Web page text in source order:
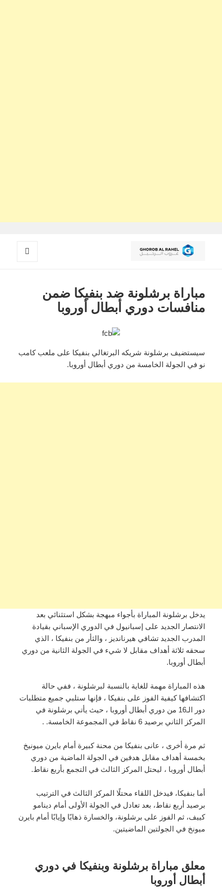
مباراة برشلونة ضد بنفيكا ضمن
منافسات دوري أبطال أوروبا
سيستضيف برشلونة شريكه البرتغالي بنفيكا على ملعب كامب
نو في الجولة الخامسة من دوري أبطال أوروبا.
يدخل برشلونة المباراة بأجواء مبهجة بشكل استثنائي بعد
الانتصار الجديد على إسبانيول في الدوري الإسباني بقيادة
المدرب الجديد تشافي هيرنانديز ، والثأر من بنفيكا ، الذي
سحقه ثلاثة أهداف مقابل لا شيء في الجولة الثانية من دوري
أبطال أوروبا.
هذه المباراة مهمة للغاية بالنسبة لبرشلونة ، ففي حالة
اكتشافها كيفية الفوز على بنفيكا ، فإنها ستلبي جميع متطلبات
دور الـ16 من دوري أبطال أوروبا ، حيث يأتي برشلونة في
المركز الثاني برصيد 6 نقاط في المجموعة الخامسة. .
ثم مرة أخرى ، عانى بنفيكا من محنة كبيرة أمام بايرن ميونيخ
بخمسة أهداف مقابل هدفين في الجولة الماضية من دوري
أبطال أوروبا ، ليحتل المركز الثالث في التجمع بأربع نقاط.
أما بنفيكا، فيدخل اللقاء محتلًا المركز الثالث في الترتيب
برصيد أربع نقاط، بعد تعادل في الجولة الأولى أمام دينامو
كييف، ثم الفوز على برشلونة، والخسارة ذهابًا وإيابًا أمام بايرن
ميونخ في الجولتين الماضيتين.
معلق مباراة برشلونة وبنفيكا في دوري
أبطال أوروبا